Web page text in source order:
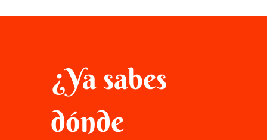
¿Ya sabes
dónde